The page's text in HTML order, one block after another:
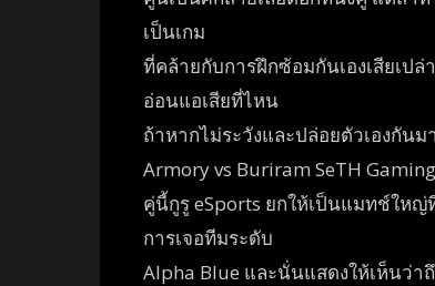
เป็นเกม
ที่คล้ายกับการฝึกซ้อมกันเองเสียเปล่
อ่อนแอเสียที่ไหน
ถ้าหากไม่ระวังและปล่อยตัวเองกัน
Armory vs Buriram SeTH
คู่นี้กูรู eSports ยกให้เป็นแมทช์ให
การเจอทีมระดับ
Alpha Blue และนั่นแสดงให้เห็นว่